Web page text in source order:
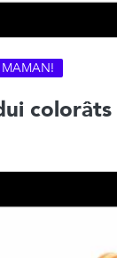
MAMAN!
colorâts